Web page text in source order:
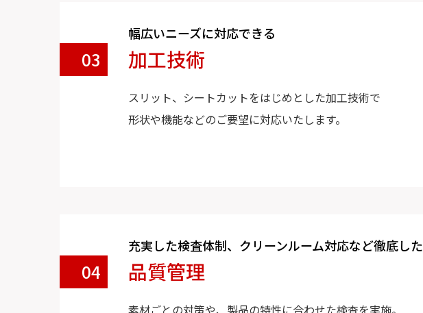
幅広いニーズに対応できる
加工技術
スリット、シートカットをはじめとした加工技術で
形状や機能などのご要望に対応いたします。
03
充実した検査体制、クリーンルーム対応など徹底した
品質管理
素材ごとの対策や、製品の特性に合わせた検査を実施。
04